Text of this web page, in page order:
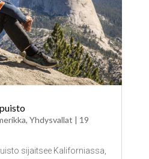
, Yhdysvallat | 19
sijaitsee Kaliforniassa,